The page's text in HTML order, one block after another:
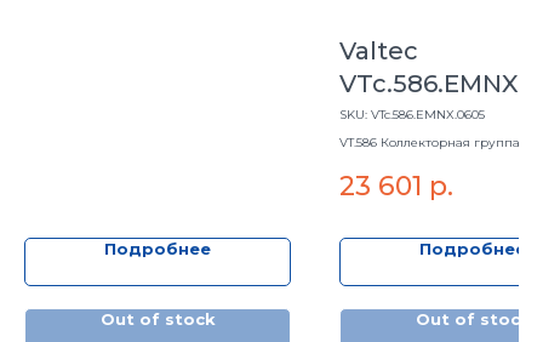
Подробнее
Out of stock
Valtec
Коллек. группа
нерж.1"*5вых.
SKU: VTc.586.EMNX.0605
VT.586 Коллекторная группа
23 601 р.
Подробнее
Out of stock